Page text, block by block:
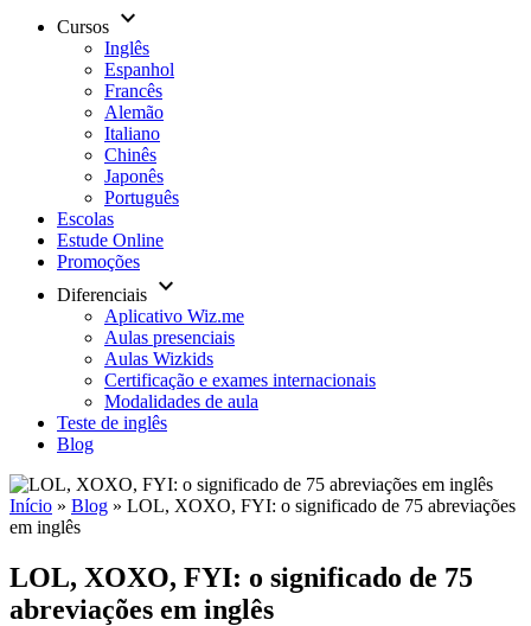
Cursos keyboard_arrow_down
Inglês
Espanhol
Francês
Alemão
Italiano
Chinês
Japonês
Português
Escolas
Estude Online
Promoções
Diferenciais keyboard_arrow_down
Aplicativo Wiz.me
Aulas presenciais
Aulas Wizkids
Certificação e exames internacionais
Modalidades de aula
Teste de inglês
Blog
Início » Blog » LOL, XOXO, FYI: o significado de 75 abreviações
em inglês
LOL, XOXO, FYI: o significado de 75
abreviações em inglês